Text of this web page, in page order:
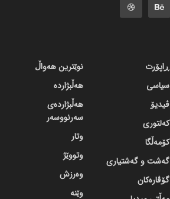
ڕاپۆرت
سیاسی
ڤیدیۆ
کەلتوری
کۆمەڵگا
گه‌شت و گه‌شتیاری
گۆڤاره‌کان
نوێترین هەواڵ
هەڵبژاردە
هەڵبژاردەی
سەرنووسەر
وتار
وتووێژ
وەرزش
وێنە